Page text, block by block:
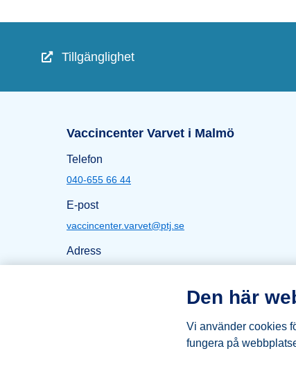
Den här
Vi använder cookies
fungera på
Snabblänkar
Tillgänglighet
Öppettider Varvet i
Vaccincenter Varvet i Malmö
Telefon
040-655 66 44
E-post
vaccincenter.varvet@ptj.se
Adress
Karta Varvet